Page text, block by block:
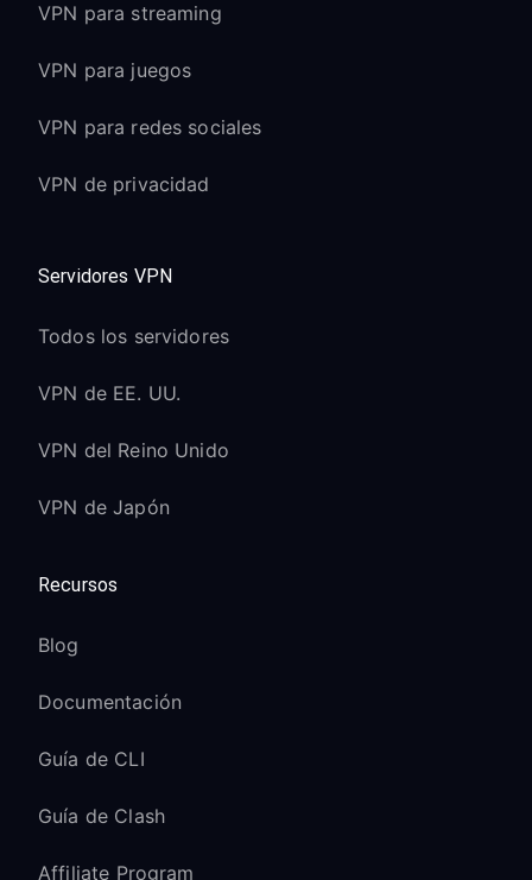
VPN para streaming
VPN para juegos
VPN para redes sociales
VPN de privacidad
Servidores VPN
Todos los servidores
VPN de EE. UU.
VPN del Reino Unido
VPN de Japón
Recursos
Blog
Documentación
Guía de CLI
Guía de Clash
Affiliate Program